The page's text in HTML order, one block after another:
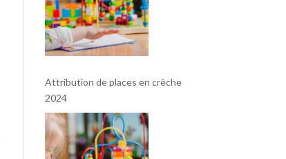
Attribution de places en crèche
2024